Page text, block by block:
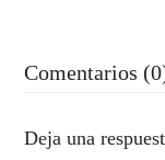
Comentarios
Deja una